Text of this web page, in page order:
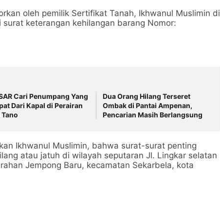
oleh pemilik Sertifikat Tanah, Ikhwanul Muslimin di
keterangan kehilangan barang Nomor:
Cari Penumpang Yang
Dari Kapal di Perairan
Dua Orang Hilang Terseret
Ombak di Pantai Ampenan,
Pencarian Masih Berlangsung
Ikhwanul Muslimin, bahwa surat-surat penting
atau jatuh di wilayah seputaran Jl. Lingkar selatan
Jempong Baru, kecamatan Sekarbela, kota